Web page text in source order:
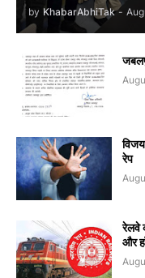
by KhabarAbhiTak -
रेप
रेलवे
और